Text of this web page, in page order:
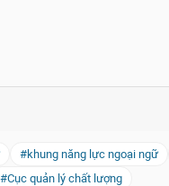
#khung năng lực ngoại ngữ
#Cục quản lý chất lượng